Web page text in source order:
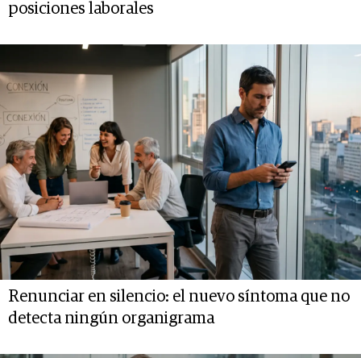
posiciones laborales
Renunciar en silencio: el nuevo síntoma que no
detecta ningún organigrama